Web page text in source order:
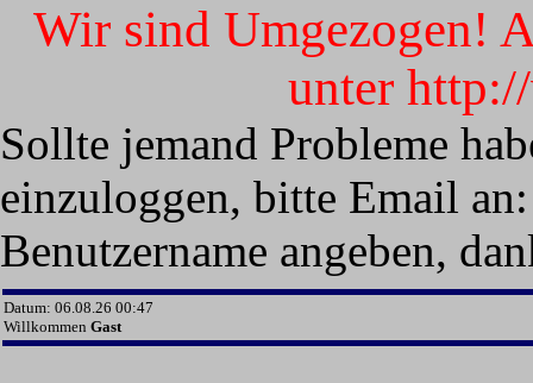
Wir sind Umgezogen!
unter
Sollte jemand Probleme
einzuloggen, bitte Email
Benutzername angeben,
Datum: 06.08.26 00:47
Willkommen Gast